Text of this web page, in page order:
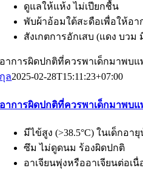
ดูแลให้แห้ง ไม่เปียกชื้น
พับผ้าอ้อมใต้สะดือเพื่อให้อา
สังเกตการอักเสบ (แดง บว
อาการผิดปกติที่ควรพาเด็กมาพบแ
กุล2025-02-28T15:11:23+07:00
อาการผิดปกติที่ควรพาเด็กมาพบแ
มีไข้สูง (>38.5°C) ในเด็กอา
ซึม ไม่ดูดนม ร้องผิดปกติ
อาเจียนพุ่งหรืออาเจียนต่อเนื่